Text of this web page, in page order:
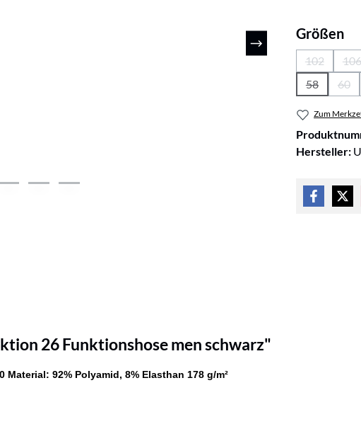
Größen
102
(Diese
106
58
(Diese
60
Zum
Hersteller:
26 Funktionshose men schwarz"
Material: 92% Polyamid, 8% Elasthan 178 g/m²